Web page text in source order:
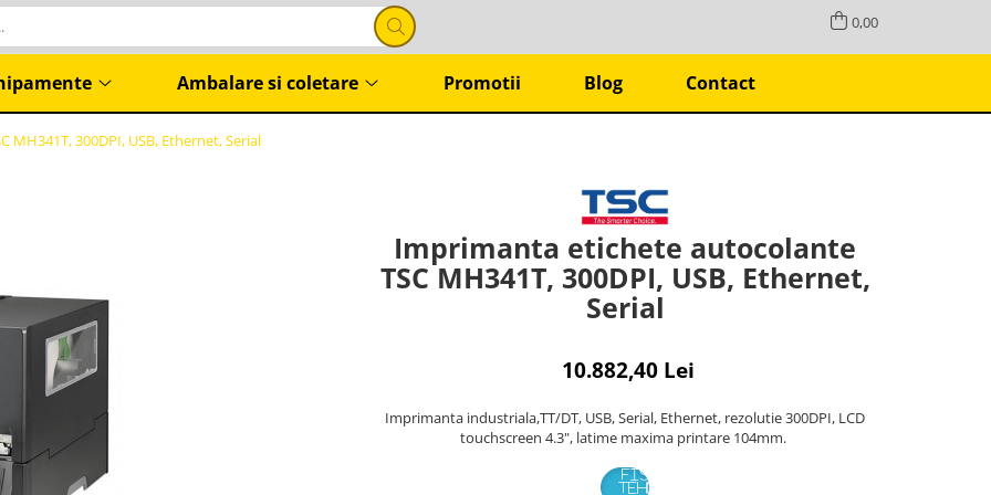
0,00
Ambalare si coletare Promotii Blog Contact
300DPI, USB, Ethernet, Serial
Imprimanta etichete autocolante
TSC MH341T, 300DPI, USB, Ethernet,
Serial
10.882,40 Lei
Imprimanta industriala,TT/DT, USB, Serial, Ethernet, rezolutie 300DPI, LCD
touchscreen 4.3", latime maxima printare 104mm.
FISA
TEHNICA